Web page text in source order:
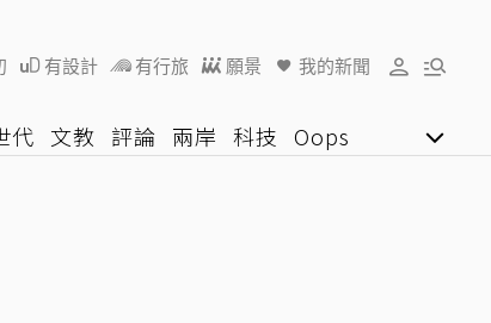
有設計 有行旅 願景 我的新聞
代 文教 評論 兩岸 科技 Oops